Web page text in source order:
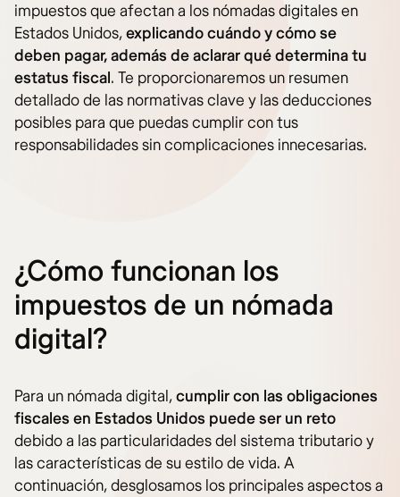
impuestos que afectan a los nómadas digitales en
Estados Unidos,explicando cuándo y cómo se
deben pagar, además de aclarar qué determina tu
estatus fiscal. Te proporcionaremos un resumen
detallado de las normativas clave y las deducciones
posibles para que puedas cumplir con tus
responsabilidades sin complicaciones innecesarias.
¿Cómo funcionan los
impuestos de un nómada
digital?
Para un nómada digital,cumplir con las obligaciones
fiscales en Estados Unidos puede ser un reto
debido a las particularidades del sistema tributario y
las características de su estilo de vida. A
continuación, desglosamos los principales aspectos a